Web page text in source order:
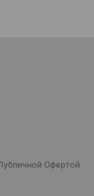
Офертой